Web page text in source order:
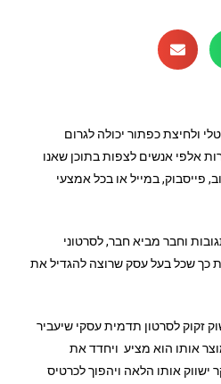
ולחיצת כפתור יכולה לגרום
אלפי אנשים לצפות בתוכן שאנו
פייסבוק, במייל או בכל אמצעי
וחבר מביא חבר, לסרטוני
כך שכל בעל עסק שרוצה להגדיל את
זקוק לסרטון תדמית עסקי שיעביר
אותו הוא מציע ויחדד את
ישווק אותו הלאה ויהפוך לכרטיס